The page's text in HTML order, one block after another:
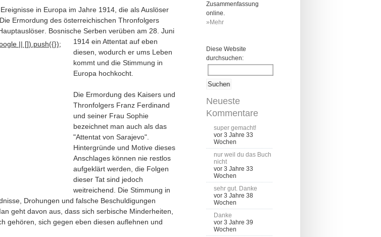
in Europa im Jahre 1914, die als Auslöser
Ermordung des österreichischen Thronfolgers
|| []).push({});
. Bosnische Serben verüben am 28. Juni
1914 ein Attentat auf eben
diesen, wodurch er ums Leben
kommt und die Stimmung in
Europa hochkocht.
Die Ermordung des Kaisers und
Thronfolgers Franz Ferdinand
und seiner Frau Sophie
bezeichnet man auch als das
"Attentat von Sarajevo".
Hintergründe und Motive dieses
Anschlages können nie restlos
aufgeklärt werden, die Folgen
dieser Tat sind jedoch
weitreichend. Die Stimmung in
Drohungen und falsche Beschuldigungen
geht davon aus, dass sich serbische Minderheiten,
gehören, sich gegen eben diesen auflehnen und
Zusammenfassung
online.
»Mehr
Diese Website
durchsuchen:
Neueste
Kommentare
super gemacht!
vor 3 Jahre 33
Wochen
nur weil du das Buch
nicht
vor 3 Jahre 33
Wochen
sehr gut. Danke
vor 3 Jahre 38
Wochen
Danke
vor 3 Jahre 39
Wochen